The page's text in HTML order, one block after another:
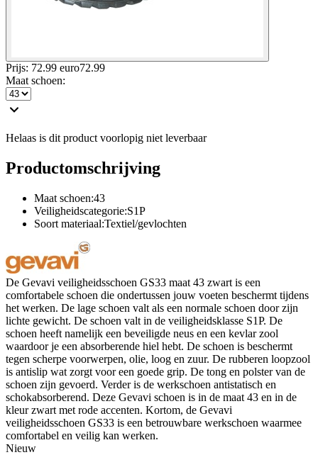
Prijs: 72.99 euro72.99
Maat schoen:
Helaas is dit product voorlopig niet leverbaar
Productomschrijving
Maat schoen:43
Veiligheidscategorie:S1P
Soort materiaal:Textiel/gevlochten
De Gevavi veiligheidsschoen GS33 maat 43 zwart is een
comfortabele schoen die ondertussen jouw voeten beschermt tijdens
het werken. De lage schoen valt als een normale schoen door zijn
lichte gewicht. De schoen valt in de veiligheidsklasse S1P. De
schoen heeft namelijk een beveiligde neus en een kevlar zool
waardoor je een absorberende hiel hebt. De schoen is beschermt
tegen scherpe voorwerpen, olie, loog en zuur. De rubberen loopzool
is antislip wat zorgt voor een goede grip. De tong en polster van de
schoen zijn gevoerd. Verder is de werkschoen antistatisch en
schokabsorberend. Deze Gevavi schoen is in de maat 43 en in de
kleur zwart met rode accenten. Kortom, de Gevavi
veiligheidsschoen GS33 is een betrouwbare werkschoen waarmee
comfortabel en veilig kan werken.
Nieuw